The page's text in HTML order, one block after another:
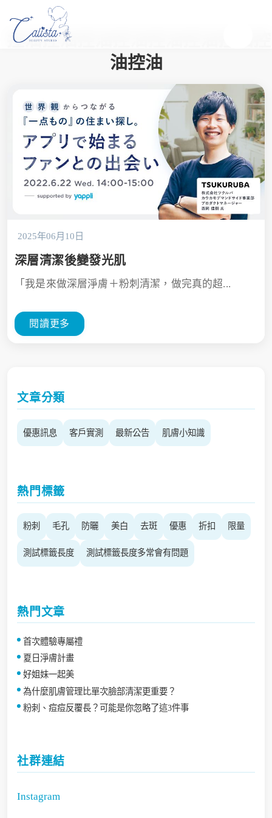
控油控油控油控油控油控油控油控
油控油
2025年06月10日
深層清潔後變發光肌
「我是來做深層淨膚＋粉刺清潔，做完真的超...
閱讀更多
文章分類
優惠訊息 客戶實測 最新公告 肌膚小知識
熱門標籤
粉刺 毛孔 防曬 美白 去斑 優惠 折扣 限量
測試標籤長度 測試標籤長度多常會有問題
熱門文章
首次體驗專屬禮
夏日淨膚計畫
好姐妹一起美
為什麼肌膚管理比單次臉部清潔更重要？
粉刺、痘痘反覆長？可能是你忽略了這3件事
社群連結
Instagram